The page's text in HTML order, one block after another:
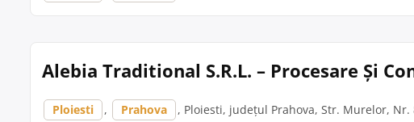
Alebia Traditional S.R.L. – Procesare Și
Ploiesti , Prahova , Ploiesti, județul Prahova, Str. Murelor, Nr.